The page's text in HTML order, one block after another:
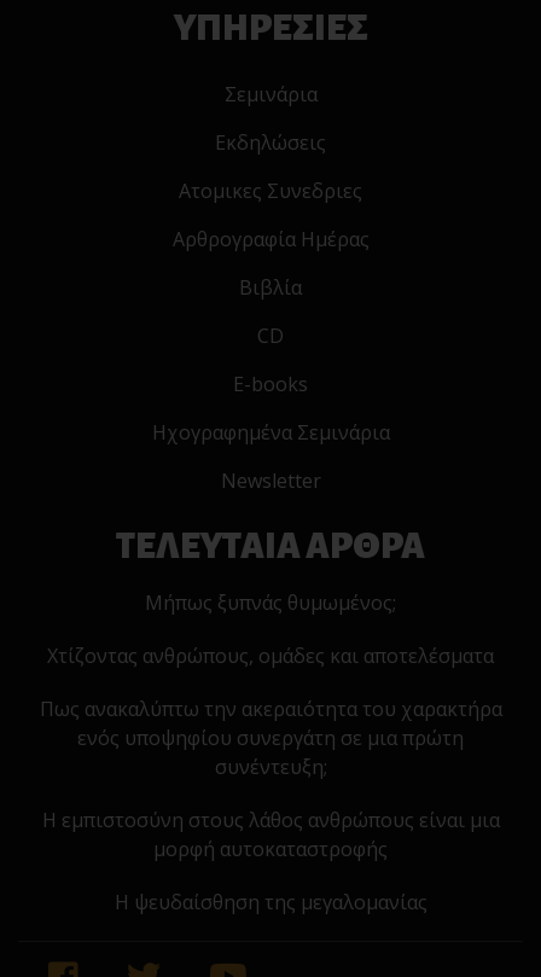
ΥΠΗΡΕΣΙΕΣ
Σεμινάρια
Εκδηλώσεις
Ατομικες Συνεδριες
Αρθρογραφία Ημέρας
Βιβλία
CD
E-books
Ηχογραφημένα Σεμινάρια
Newsletter
ΤΕΛΕΥΤΑΙΑ ΑΡΘΡΑ
Μήπως ξυπνάς θυμωμένος;
Χτίζοντας ανθρώπους, ομάδες και αποτελέσματα
Πως ανακαλύπτω την ακεραιότητα του χαρακτήρα
ενός υποψηφίου συνεργάτη σε μια πρώτη
συνέντευξη;
Η εμπιστοσύνη στους λάθος ανθρώπους είναι μια
μορφή αυτοκαταστροφής
Η ψευδαίσθηση της μεγαλομανίας